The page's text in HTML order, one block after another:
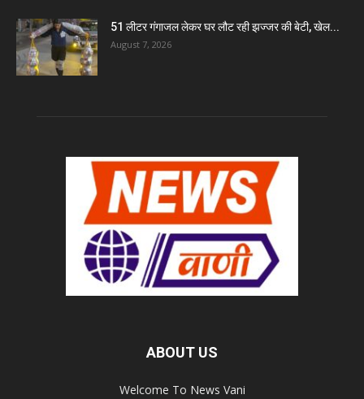
51 लीटर गंगाजल लेकर घर लौट रही झज्जर की बेटी, खेल...
August 7, 2026
ABOUT US
Welcome To News Vani